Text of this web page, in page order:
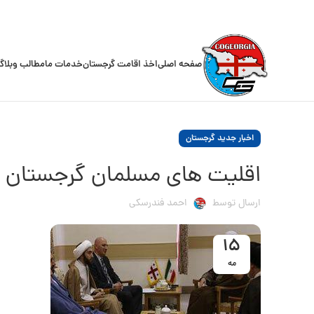
صفحه اصلیاخذ اقامت گرجستانخدمات مامطالب
اخبار جدید گرجستان
اقلیت های مسلمان گرجستان
ارسال توسط احمد فندرسکی
15
مه